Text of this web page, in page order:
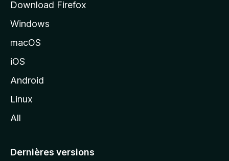
l
d
o
z
l
Download Firefox
Windows
macOS
iOS
Android
Linux
All
Dernières versions